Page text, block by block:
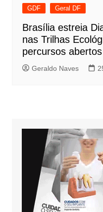
GDF Geral DF
Brasília estreia
nas Trilhas
percursos
Geraldo Naves